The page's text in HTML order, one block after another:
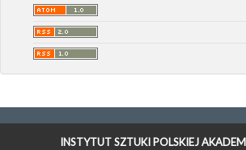
INSTYTUT SZTUKI POLSKIEJ